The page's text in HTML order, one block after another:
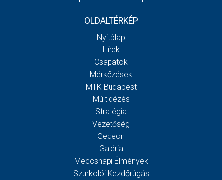
OLDALTÉRKÉP
Nyitólap
Hírek
Csapatok
Mérkőzések
MTK Budapest
Múltidézés
Stratégia
Vezetőség
Gedeon
Galéria
Meccsnapi Élmények
Szurkolói Kezdőrúgás